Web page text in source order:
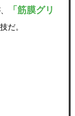
「筋膜グリ
だ。